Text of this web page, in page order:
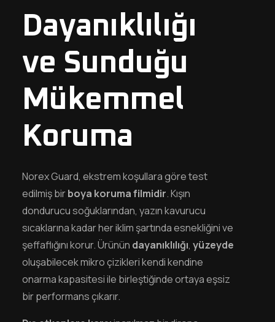
Dayanıklılığı
ve Sunduğu
Mükemmel
Koruma
Norex Guard, ekstrem koşullara göre test
edilmiş birboya koruma filmidir. Kışın
dondurucu soğuklarından, yazın kavurucu
sıcaklarına kadar her iklim şartında esnekliğini ve
şeffaflığını korur. Ürünün dayanıklılığı, yüzeyde
oluşabilecek mikro çizikleri kendi kendine
onarma kapasitesi ile birleştiğinde ortaya eşsiz
bir performans çıkarır.